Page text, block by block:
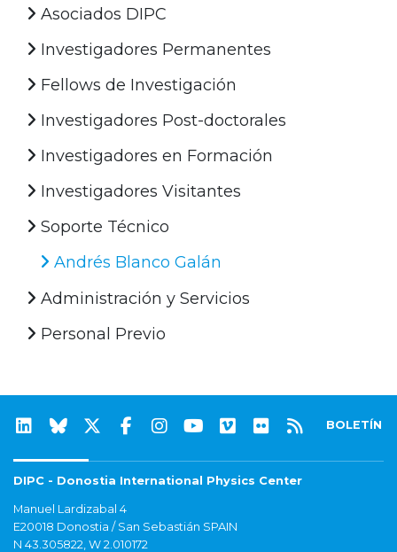
Asociados DIPC
Investigadores Permanentes
Fellows de Investigación
Investigadores Post-doctorales
Investigadores en Formación
Investigadores Visitantes
Soporte Técnico
Andrés Blanco Galán
Administración y Servicios
Personal Previo
BOLETÍN
DIPC - Donostia International Physics Center
Manuel Lardizabal 4
E20018 Donostia / San Sebastián SPAIN
N 43.305822, W 2.010172